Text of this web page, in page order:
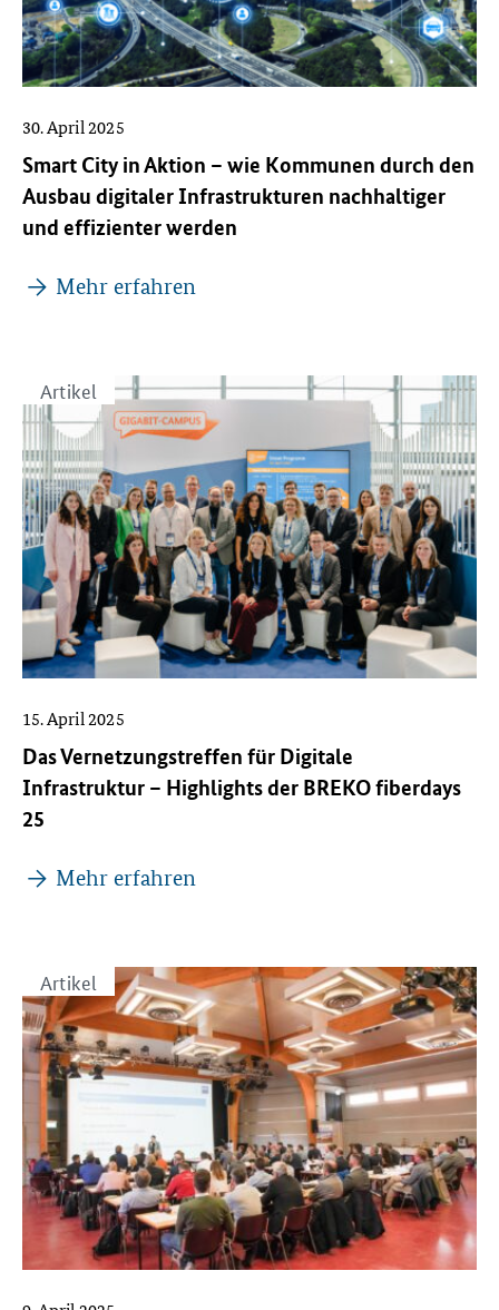
Smart City in Aktion – wie Kommunen durch den
Ausbau digitaler Infrastrukturen nachhaltiger
und effizienter werden
30. April 2025
Mehr erfahren
Artikel
Das Vernetzungstreffen für Digitale
Infrastruktur – Highlights der BREKO fiberdays
25
15. April 2025
Mehr erfahren
Artikel